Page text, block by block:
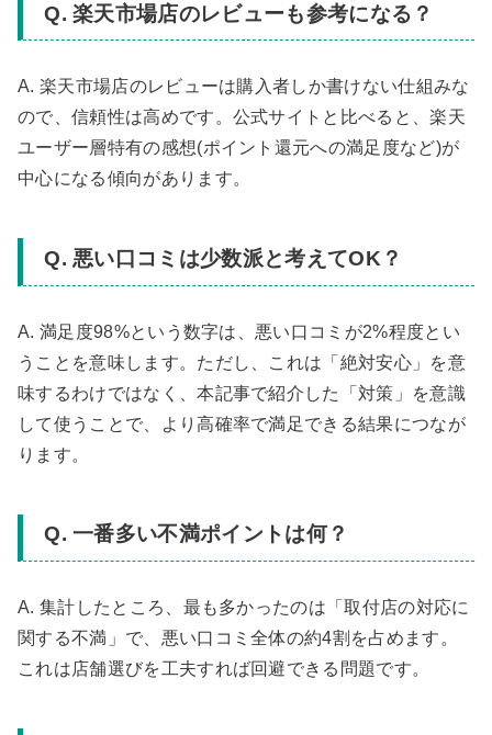
Q. 楽天市場店のレビューも参考になる？
A. 楽天市場店のレビューは購入者しか書けない仕組みな
ので、信頼性は高めです。公式サイトと比べると、楽天
ユーザー層特有の感想(ポイント還元への満足度など)が
中心になる傾向があります。
Q. 悪い口コミは少数派と考えてOK？
A. 満足度98%という数字は、悪い口コミが2%程度とい
うことを意味します。ただし、これは「絶対安心」を意
味するわけではなく、本記事で紹介した「対策」を意識
して使うことで、より高確率で満足できる結果につなが
ります。
Q. 一番多い不満ポイントは何？
A. 集計したところ、最も多かったのは「取付店の対応に
関する不満」で、悪い口コミ全体の約4割を占めます。
これは店舗選びを工夫すれば回避できる問題です。